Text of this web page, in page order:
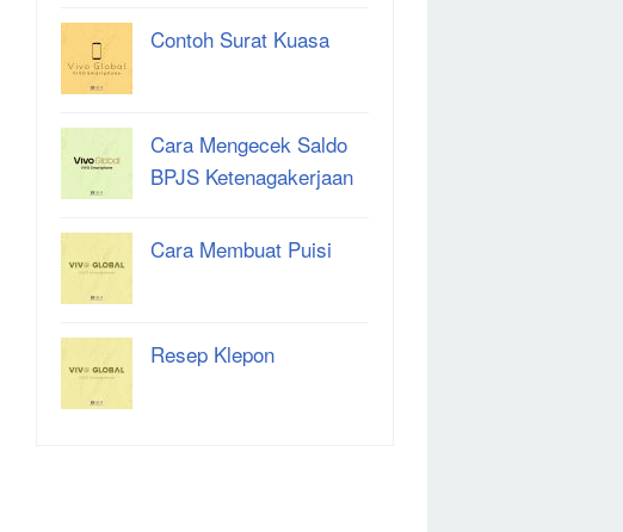
Contoh Surat Kuasa
Cara Mengecek Saldo
BPJS Ketenagakerjaan
Cara Membuat Puisi
Resep Klepon